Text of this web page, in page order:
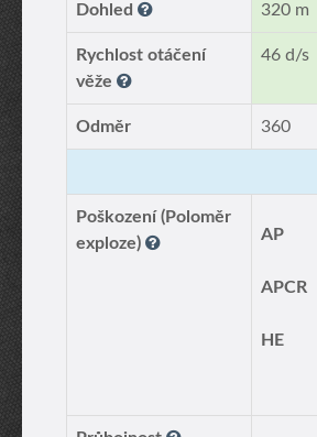
Dohled 320 m
Rychlost otáčení
věže
46 d/s
Odměr 360
Poškození (Poloměr
exploze)
AP
APCR
HE